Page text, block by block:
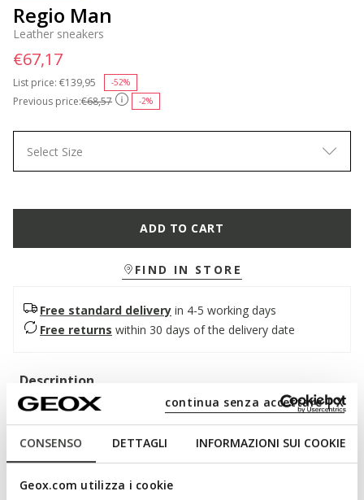
CONSENSO DETTAGLI INFORMAZIONI SUI COOKIE
Geox.com utilizza i cookie
continua senza accettare | X
Regio Man
Leather sneakers
Previous price:€68,57 -2%
List price: Price reduced from
€139,95 -52%
€67,17
Select Size
ADD TO CART
FIND IN STORE
Free standard delivery in 4-5 working days
Free returns within 30 days of the delivery date
Description
Men's sneakers with a clean and essential design that
guarantees breathability and comfort. In this refined cognac
version, it has a smooth leather upper that combines refined
taste and a contemporary mood. Regio is perfect for
completing city looks, from work to leisure.